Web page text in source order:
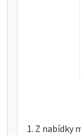
Z nabídky